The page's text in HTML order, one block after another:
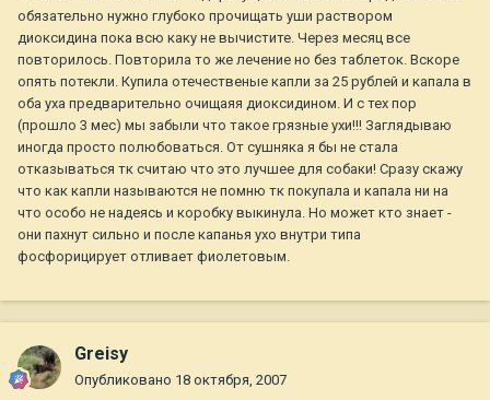
обязательно нужно глубоко прочищать уши раствором
диоксидина пока всю каку не вычистите. Через месяц все
повторилось. Повторила то же лечение но без таблеток. Вскоре
опять потекли. Купила отечественые капли за 25 рублей и капала в
оба уха предварительно очищаяя диоксидином. И с тех пор
(прошло 3 мес) мы забыли что такое грязные ухи!!! Заглядываю
иногда просто полюбоваться. От сушняка я бы не стала
отказываться тк считаю что это лучшее для собаки! Сразу скажу
что как капли называются не помню тк покупала и капала ни на
что особо не надеясь и коробку выкинула. Но может кто знает -
они пахнут сильно и после капанья ухо внутри типа
фосфорицирует отливает фиолетовым.
Greisy
Опубликовано 18 октября, 2007